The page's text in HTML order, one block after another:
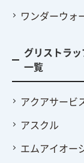
ワンダーウォ
グリストラ
一覧
アクアサービ
アスクル
エムアイオー